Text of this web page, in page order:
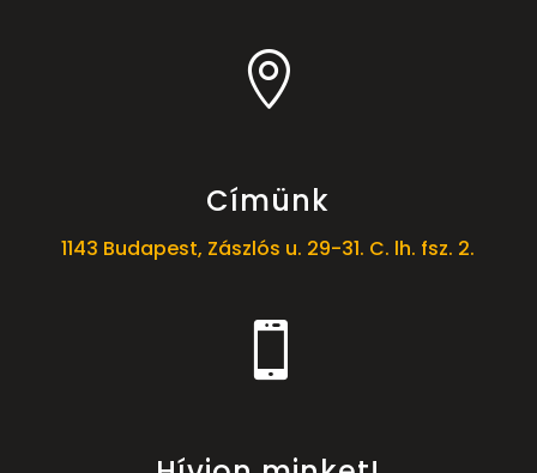

Címünk
1143 Budapest, Zászlós u. 29-31. C. lh. fsz. 2.
